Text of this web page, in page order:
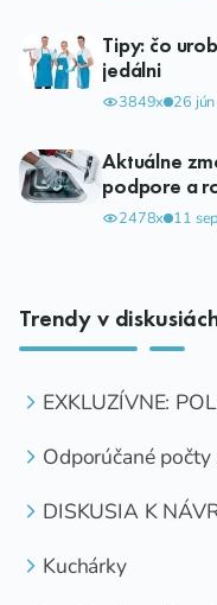
Tipy: čo
jedálni
3849x 26
Aktuálne
podpore a
2478x 11
Trendy v
EXKLUZÍVNE:
Odporúčané počty
DISKUSIA K
Kuchárky